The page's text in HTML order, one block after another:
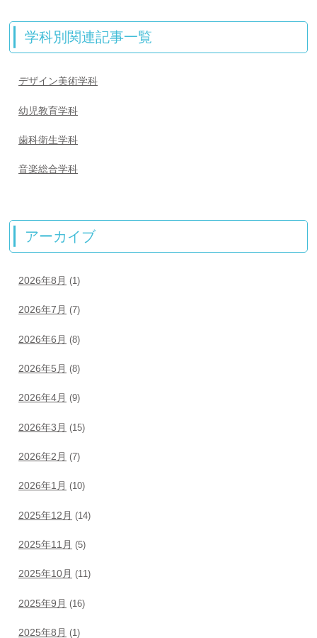
学科別関連記事一覧
デザイン美術学科
幼児教育学科
歯科衛生学科
音楽総合学科
アーカイブ
2026年8月 (1)
2026年7月 (7)
2026年6月 (8)
2026年5月 (8)
2026年4月 (9)
2026年3月 (15)
2026年2月 (7)
2026年1月 (10)
2025年12月 (14)
2025年11月 (5)
2025年10月 (11)
2025年9月 (16)
2025年8月 (1)